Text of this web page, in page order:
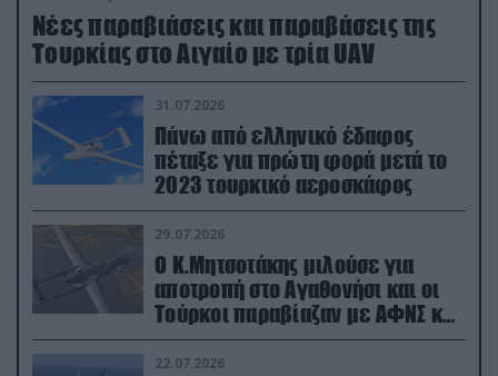
Νέες παραβιάσεις και παραβάσεις της
Τουρκίας στο Αιγαίο με τρία UAV
31.07.2026
Πάνω από ελληνικό έδαφος
πέταξε για πρώτη φορά μετά το
2023 τουρκικό αεροσκάφος
29.07.2026
Ο Κ.Μητσοτάκης μιλούσε για
αποτροπή στο Αγαθονήσι και οι
Τούρκοι παραβίαζαν με ΑΦΝΣ και
drone
22.07.2026